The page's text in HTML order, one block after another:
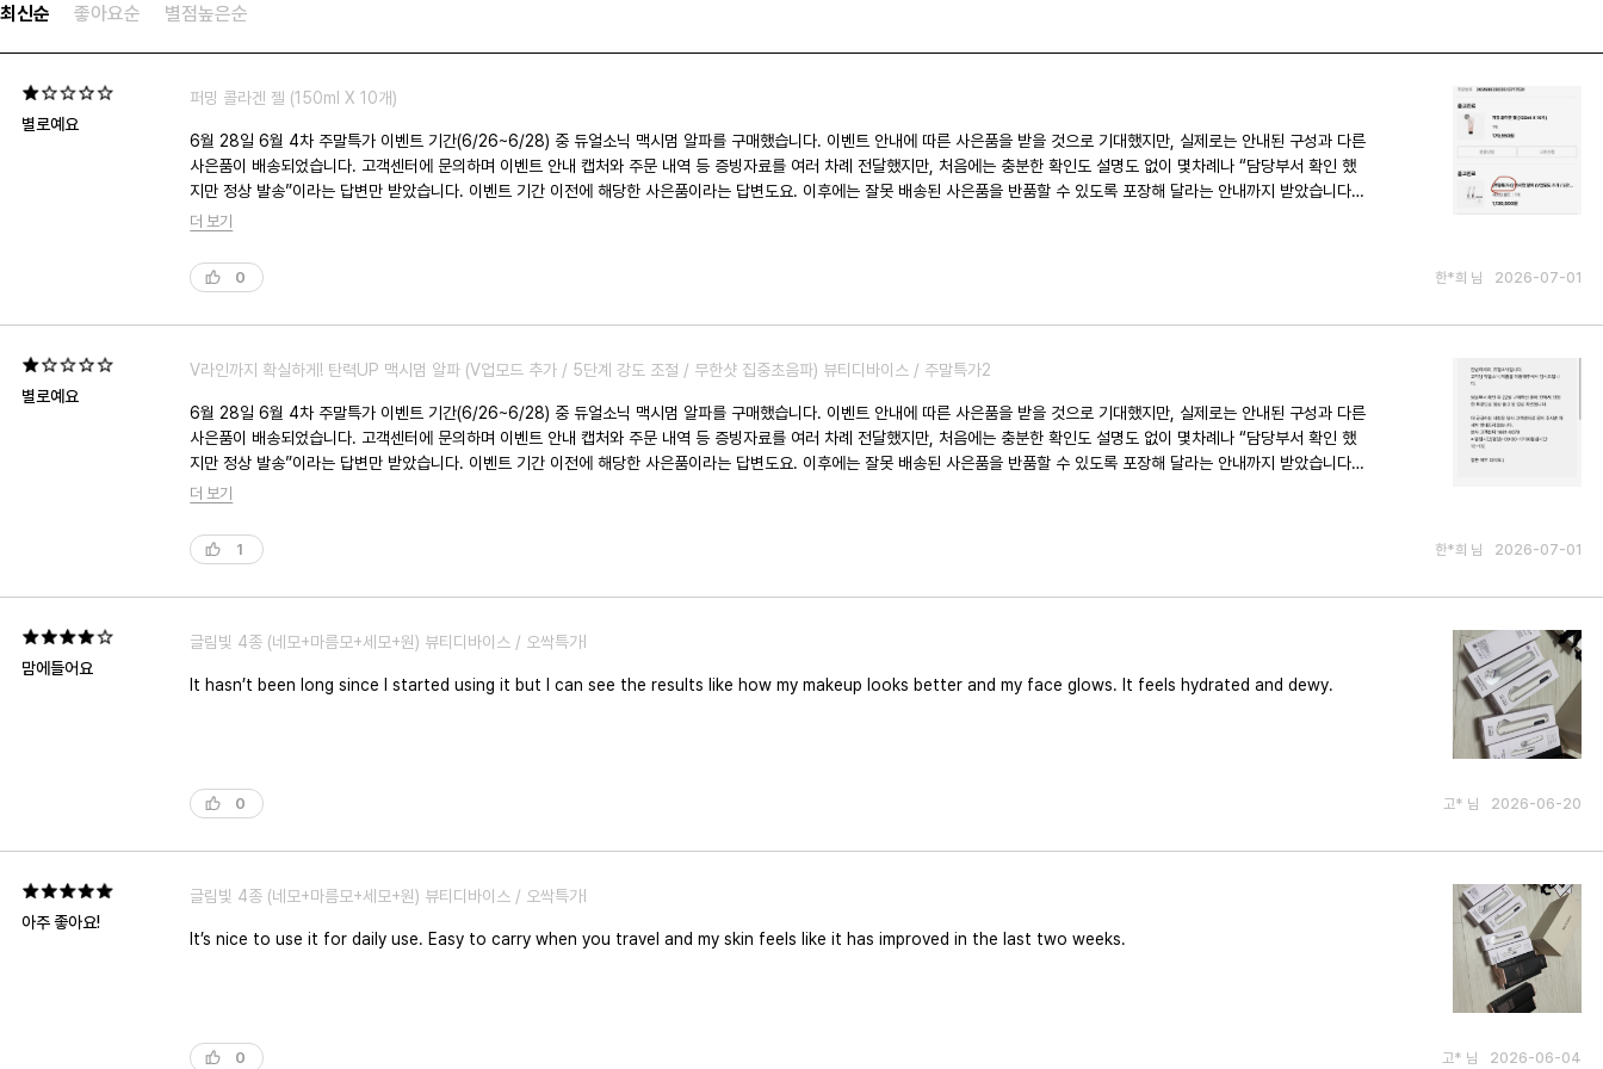
최신순 좋아요순 별점높은순
별로예요
퍼밍 콜라겐 젤 (150ml X 10개)
6월 28일 6월 4차 주말특가 이벤트 기간(6/26~6/28) 중 듀얼소닉 맥시멈 알파를 구매했습니다. 이벤트 안내에 따른 사은품을 받을 것으로 기대했지만, 실제로는 안내된 구성과 다른
사은품이 배송되었습니다. 고객센터에 문의하며 이벤트 안내 캡처와 주문 내역 등 증빙자료를 여러 차례 전달했지만, 처음에는 충분한 확인도 설명도 없이 몇차례나 “담당부서 확인 했
지만 정상 발송”이라는 답변만 받았습니다. 이벤트 기간 이전에 해당한 사은품이라는 답변도요. 이후에는 잘못 배송된 사은품을 반품할 수 있도록 포장해 달라는 안내까지 받았습니다.
하지만 제가 당시 듀얼소닉에서 게시했던 이벤트 내용을 다시 근거로 제시하며 설명을 요청하자, 왜 처음에는 정상 발송이라고 안내했는지에 대한 설명이나 사과 없이 입장이 바뀌었고,
니다. 문의 과정에서 잘못된 안내에 대한 사과나 구체적인 설명 한마디 없이 결과만 전달되었고, 제가 몇차례 요청한 이벤트 원문에 대한 답변도 받지 못해 피로감이 이루 말할 수 없었
습니다.. 동네 구멍가게에서 사탕1개를 사도 이렇진 않을겁니다. 고가의 프리미엄 기기를 구매하며 기대했던 고객 응대와는 너무 거리가 멀었습니다. 수많은 광고와 행사와 신제품.. 이
정될 정도입니다.
더 보기
0 한*희 님 2026-07-01
별로예요
V라인까지 확실하게! 탄력UP 맥시멈 알파 (V업모드 추가 / 5단계 강도 조절 / 무한샷 집중초음파) 뷰티디바이스 / 주말특가2
6월 28일 6월 4차 주말특가 이벤트 기간(6/26~6/28) 중 듀얼소닉 맥시멈 알파를 구매했습니다. 이벤트 안내에 따른 사은품을 받을 것으로 기대했지만, 실제로는 안내된 구성과 다른
사은품이 배송되었습니다. 고객센터에 문의하며 이벤트 안내 캡처와 주문 내역 등 증빙자료를 여러 차례 전달했지만, 처음에는 충분한 확인도 설명도 없이 몇차례나 “담당부서 확인 했
지만 정상 발송”이라는 답변만 받았습니다. 이벤트 기간 이전에 해당한 사은품이라는 답변도요. 이후에는 잘못 배송된 사은품을 반품할 수 있도록 포장해 달라는 안내까지 받았습니다.
하지만 제가 당시 듀얼소닉에서 게시했던 이벤트 내용을 다시 근거로 제시하며 설명을 요청하자, 왜 처음에는 정상 발송이라고 안내했는지에 대한 설명이나 사과 없이 입장이 바뀌었고,
니다. 문의 과정에서 잘못된 안내에 대한 사과나 구체적인 설명 한마디 없이 결과만 전달되었고, 제가 몇차례 요청한 이벤트 원문에 대한 답변도 받지 못해 피로감이 이루 말할 수 없었
습니다.. 동네 구멍가게에서 사탕1개를 사도 이렇진 않을겁니다. 고가의 프리미엄 기기를 구매하며 기대했던 고객 응대와는 너무 거리가 멀었습니다. 수많은 광고와 행사와 신제품.. 이
더 보기
1 한*희 님 2026-07-01
맘에들어요
글림빛 4종 (네모+마름모+세모+원) 뷰티디바이스 / 오싹특가I
It hasn’t been long since I started using it but I can see the results like how my makeup looks better and my face glows. It feels hydrated and dewy.
0 고* 님 2026-06-20
아주 좋아요!
글림빛 4종 (네모+마름모+세모+원) 뷰티디바이스 / 오싹특가I
It’s nice to use it for daily use. Easy to carry when you travel and my skin feels like it has improved in the last two weeks.
0 고* 님 2026-06-04